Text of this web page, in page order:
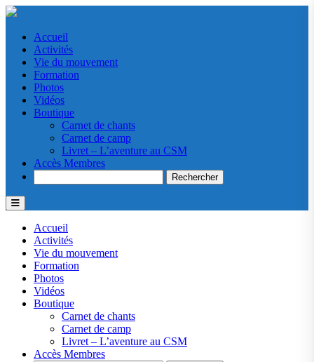
Accueil
Activités
Vie du mouvement
Formation
Photos
Vidéos
Boutique
Carnet de chants
Carnet de camp
Livret – L’aventure au CSM
Accès Membres
Accueil
Activités
Vie du mouvement
Formation
Photos
Vidéos
Boutique
Carnet de chants
Carnet de camp
Livret – L’aventure au CSM
Accès Membres